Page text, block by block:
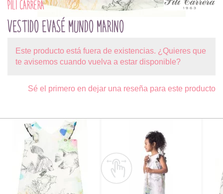
PILI CARRERA
VESTIDO EVASÉ MUNDO MARINO
Este producto está fuera de existencias. ¿Quieres que
te avisemos cuando vuelva a estar disponible?
Sé el primero en dejar una reseña para este producto